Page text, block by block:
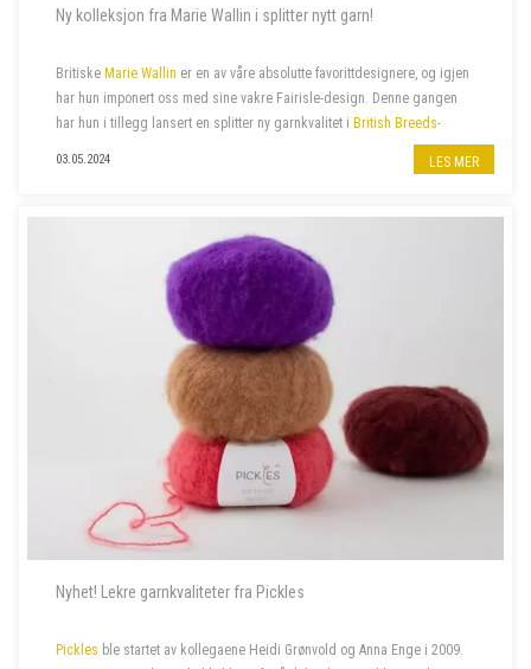
Ny kolleksjon fra Marie Wallin i splitter nytt garn!
Britiske Marie Wallin er en av våre absolutte favorittdesignere, og igjen
har hun imponert oss med sine vakre Fairisle-design. Denne gangen
har hun i tillegg lansert en splitter ny garnkvalitet i British Breeds-
, er
03.05.2024 LES MER
Nyhet! Lekre garnkvaliteter fra Pickles
Pickles ble startet av kollegaene Heidi Grønvold og Anna Enge i 2009.